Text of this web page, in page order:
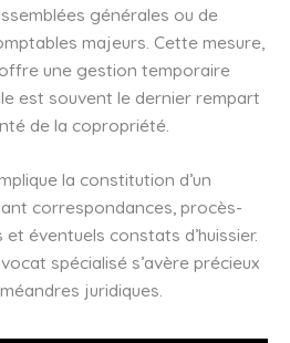
générales ou de
majeurs. Cette mesure,
une gestion temporaire
est souvent le dernier rempart
de la copropriété.
la constitution d’un
correspondances, procès-
éventuels constats d’huissier.
spécialisé s’avère précieux
juridiques.